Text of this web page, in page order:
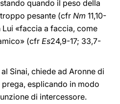
quando il peso della
pesante (cfrNm 11,10-
«faccia a faccia, come
(cfr Es24,9-17; 33,7-
Sinai, chiede ad Aronne di
esplicando in modo
di intercessore.